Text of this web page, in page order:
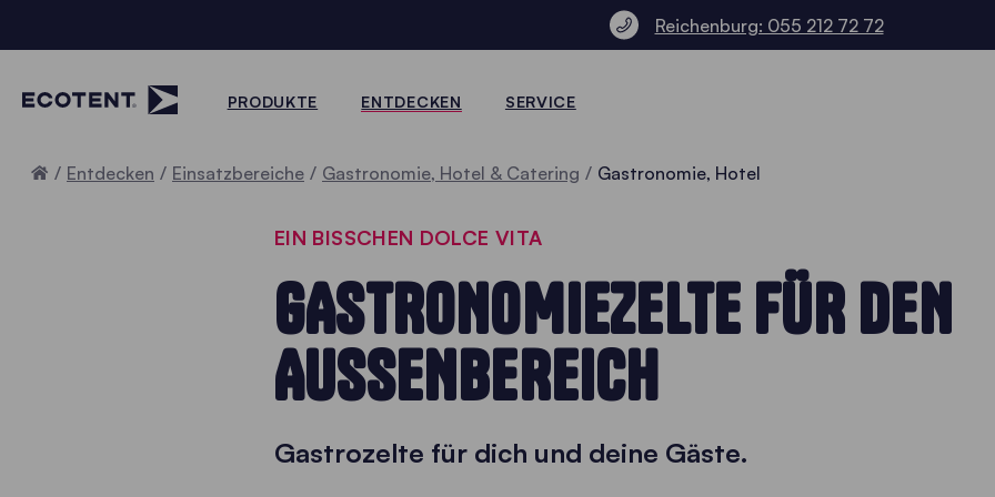
Reichenburg: 055 212 72 72
PRODUKTE ENTDECKEN SERVICE
Home
Entdecken Einsatzbereiche Gastronomie, Hotel & Catering Gastronomie, Hotel
EIN BISSCHEN DOLCE VITA
GASTRONOMIEZELTE FÜR DEN
AUSSENBEREICH
Gastrozelte für dich und deine Gäste.